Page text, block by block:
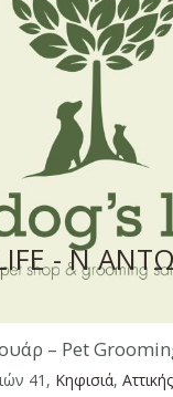
- Ν
– Pet
41, Κηφισιά, Αττικής